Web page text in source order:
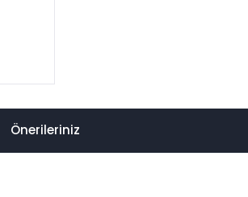
Önerileriniz